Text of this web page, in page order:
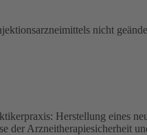
nicht
Herstellung eines
Arzneitherapiesicherheit